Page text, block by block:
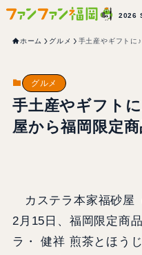
2026
ホーム グルメ 手土産やギフトに
グルメ
手土産やギフト
屋から福岡限定商
カステラ本家福砂屋
2月15日、福岡限定商
ラ・ 健祥 煎茶とほう